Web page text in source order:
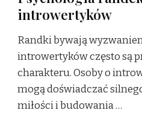
introwertyków
Randki bywają
introwertyków często są
charakteru. Osoby o
mogą doświadczać
miłości i budowania …